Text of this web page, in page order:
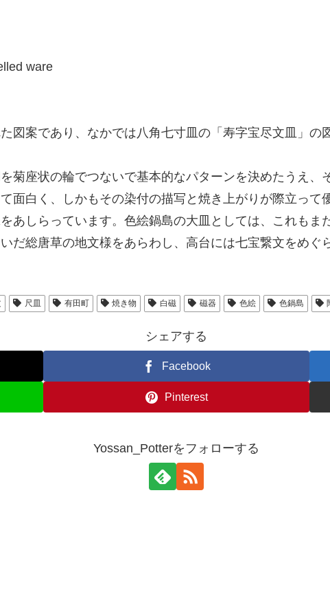
ware
図案であり、なかでは八角七寸皿の「寿字宝尽文皿」の
菊座状の輪でつないで基本的なパターンを決めたうえ、
面白く、しかもその染付の描写と焼き上がりが際立っ
あしらっています。色絵鍋島の大皿としては、これも
だ総唐草の地文様をあらわし、高台には七宝繋文をめぐ
尺皿 有田町 焼き物 白磁 磁器 色絵 色鍋島
シェアする
Facebook
Pinterest
Yossan_Potterをフォローする